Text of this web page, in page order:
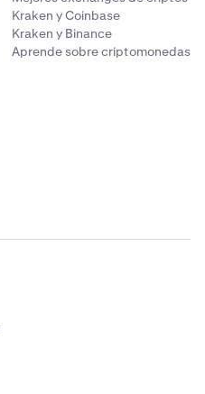
Kraken y Coinbase
Kraken y Binance
Aprende sobre criptomonedas